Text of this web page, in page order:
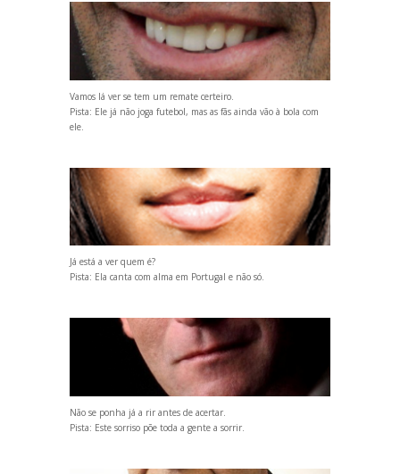
Vamos lá ver se tem um remate certeiro.
Pista: Ele já não joga futebol, mas as fãs ainda vão à bola com
ele.
Já está a ver quem é?
Pista: Ela canta com alma em Portugal e não só.
Não se ponha já a rir antes de acertar.
Pista: Este sorriso põe toda a gente a sorrir.